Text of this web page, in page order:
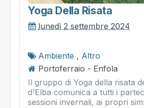
Yoga Della Risata
lunedì 2 settembre 2024
Ambiente , Altro
Portoferraio - Enfola
Il gruppo di Yoga della risata
d'Elba comunica a tutti i
sessioni invernali, ai propri